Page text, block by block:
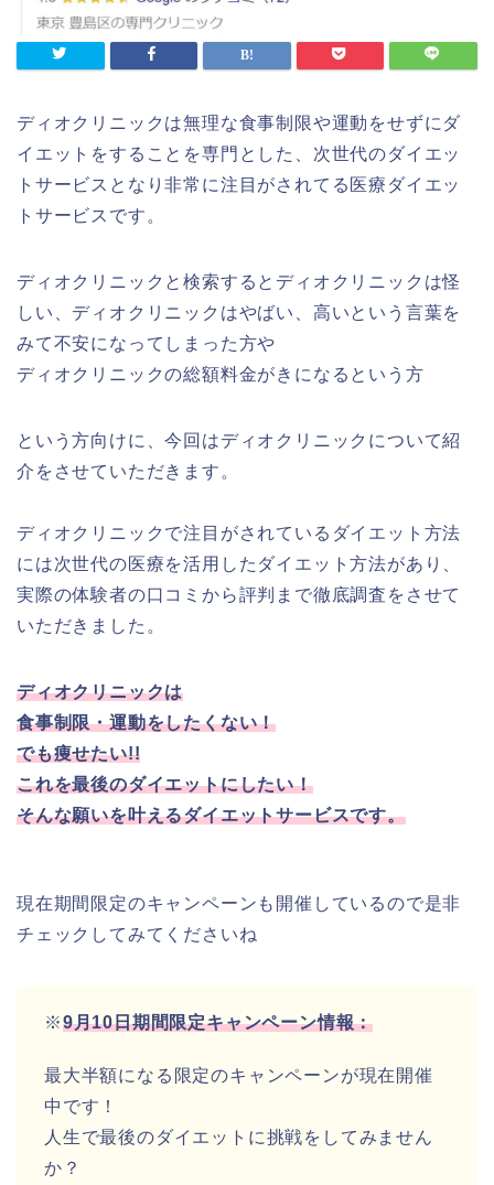
ディオクリニックは無理な食事制限や運動をせずにダ
イエットをすることを専門とした、次世代のダイエッ
トサービスとなり非常に注目がされてる医療ダイエッ
トサービスです。
ディオクリニックと検索するとディオクリニックは怪
しい、ディオクリニックはやばい、高いという言葉を
みて不安になってしまった方や
ディオクリニックの総額料金がきになるという方
という方向けに、今回はディオクリニックについて紹
介をさせていただきます。
ディオクリニックで注目がされているダイエット方法
には次世代の医療を活用したダイエット方法があり、
実際の体験者の口コミから評判まで徹底調査をさせて
いただきました。
ディオクリニックは
食事制限・運動をしたくない！
でも痩せたい!!
これを最後のダイエットにしたい！
そんな願いを叶えるダイエットサービスです。
現在期間限定のキャンペーンも開催しているので是非
チェックしてみてくださいね
※9月10日期間限定キャンペーン情報：
最大半額になる限定のキャンペーンが現在開催
中です！
人生で最後のダイエットに挑戦をしてみません
か？